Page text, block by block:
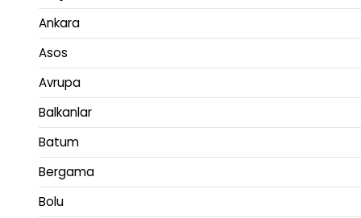
Ankara
Asos
Avrupa
Balkanlar
Batum
Bergama
Bolu